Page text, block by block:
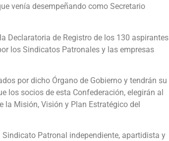
venía desempeñando como Secretario
Declaratoria de Registro de los 130 aspirantes
los Sindicatos Patronales y las empresas
por dicho Órgano de Gobierno y tendrán su
los socios de esta Confederación, elegirán al
la Misión, Visión y Plan Estratégico del
Sindicato Patronal independiente, apartidista y